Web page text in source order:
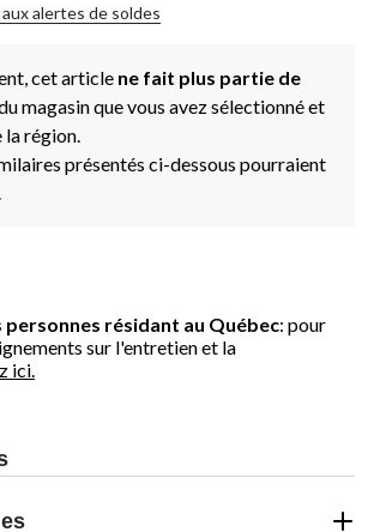
alertes de soldes
cet article ne fait plus partie de
magasin que vous avez sélectionné et
la région.
présentés ci-dessous pourraient
résidant au Québec: pour
sur l'entretien et la
ici.